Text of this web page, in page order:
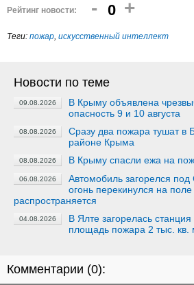
Рейтинг новости: - 0 +
Теги: пожар, искусственный интеллект
Новости по теме
09.08.2026
В Крыму объявлена
опасность 9 и 10 августа
08.08.2026
Сразу два пожара тушат в
районе Крыма
08.08.2026 В Крыму спасли ежа на
06.08.2026
Автомобиль загорелся
огонь перекинулся на
распространяется
04.08.2026
В Ялте загорелась станция
площадь пожара 2 тыс. кв.
Комментарии (0):